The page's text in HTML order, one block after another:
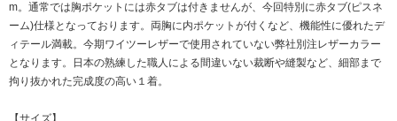
m。通常では胸ポケットには赤タブは付きませんが、今回特別に赤タブ(ピスネ
ーム)仕様となっております。両胸に内ポケットが付くなど、機能性に優れたデ
ィテール満載。今期ワイツーレザーで使用されていない弊社別注レザーカラー
となります。日本の熟練した職人による間違いない裁断や縫製など、細部まで
拘り抜かれた完成度の高い１着。
【サイズ】